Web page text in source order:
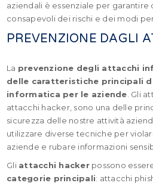
aziendali è essenziale per
consapevoli dei rischi e dei modi
PREVENZIONE DAGLI
La prevenzione degli attacchi
delle caratteristiche principali
informatica per le aziende . Gli
attacchi hacker, sono una delle
sicurezza delle nostre attività
utilizzare diverse tecniche per
aziende e rubare informazioni
Gli attacchi hackerpossono
categorie principali: attacchi